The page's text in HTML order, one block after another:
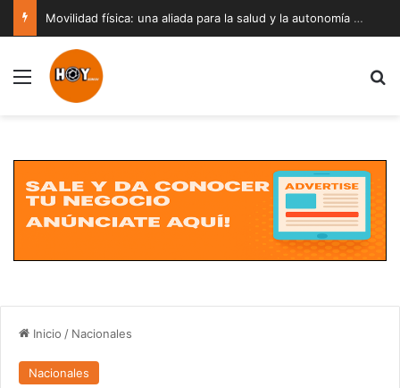
Movilidad física: una aliada para la salud y la autonomía a cualquier edad
Menú
Inicio / Nacionales
Nacionales